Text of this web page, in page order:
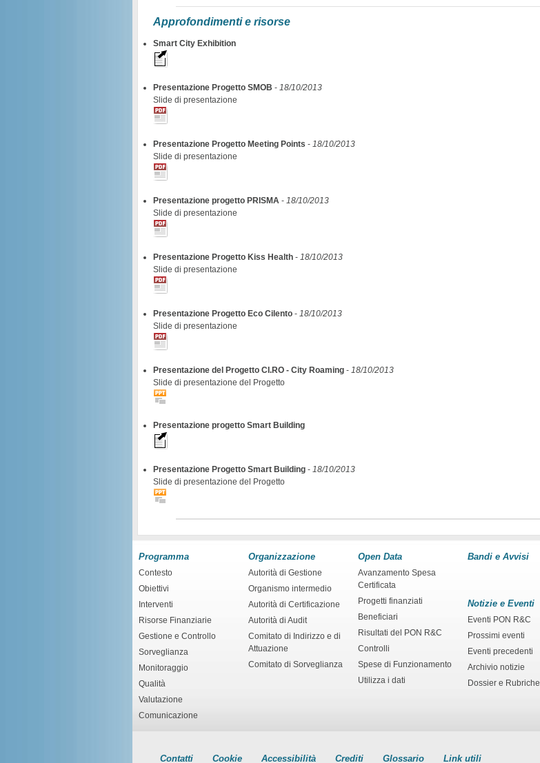
Approfondimenti e risorse
Smart City Exhibition
Presentazione Progetto SMOB - 18/10/2013
Slide di presentazione
Presentazione Progetto Meeting Points - 18/10/2013
Slide di presentazione
Presentazione progetto PRISMA - 18/10/2013
Slide di presentazione
Presentazione Progetto Kiss Health - 18/10/2013
Slide di presentazione
Presentazione Progetto Eco Cilento - 18/10/2013
Slide di presentazione
Presentazione del Progetto CI.RO - City Roaming - 18/10/2013
Slide di presentazione del Progetto
Presentazione progetto Smart Building
Presentazione Progetto Smart Building - 18/10/2013
Slide di presentazione del Progetto
Programma
Contesto
Obiettivi
Interventi
Risorse Finanziarie
Gestione e Controllo
Sorveglianza
Monitoraggio
Qualità
Valutazione
Comunicazione
Organizzazione
Autorità di Gestione
Organismo intermedio
Autorità di Certificazione
Autorità di Audit
Comitato di Indirizzo e di
Attuazione
Comitato di Sorveglianza
Open Data
Avanzamento Spesa
Certificata
Progetti finanziati
Beneficiari
Risultati del PON R&C
Controlli
Spese di Funzionamento
Utilizza i dati
Bandi e Avvisi
Notizie e Eventi
Eventi PON R&C
Prossimi eventi
Eventi precedenti
Archivio notizie
Dossier e Rubriche
Contatti Cookie Accessibilità Crediti Glossario Link utili